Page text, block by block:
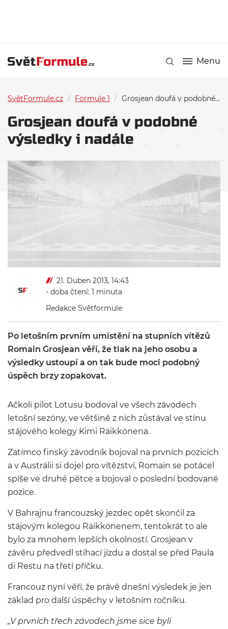
Menu
SvětFormule.cz / Formule 1 / Grosjean doufá v podobné výsledky i nadále
Grosjean doufá v podobné
výsledky i nadále
21. Duben 2013, 14:43
- doba čtení: 1 minuta
Redakce Světformule
Po letošním prvním umístění na stupních vítězů
Romain Grosjean věří, že tlak na jeho osobu a
výsledky ustoupí a on tak bude moci podobný
úspěch brzy zopakovat.
Ačkoli pilot Lotusu bodoval ve všech závodech
letošní sezóny, ve většině z nich zůstával ve stínu
stájového kolegy Kimi Räikkönena.
Zatímco finský závodník bojoval na prvních pozicích
a v Austrálii si dojel pro vítězství, Romain se potácel
spíše ve druhé pětce a bojoval o poslední bodované
pozice.
V Bahrajnu francouzský jezdec opět skončil za
stájovým kolegou Räikkönenem, tentokrát to ale
bylo za mnohem lepších okolností. Grosjean v
závěru předvedl stíhací jízdu a dostal se před Paula
di Restu na třetí příčku.
Francouz nyní věří, že právě dnešní výsledek je jen
základ pro další úspěchy v letošním ročníku.
„V prvních třech závodech jsme sice byli